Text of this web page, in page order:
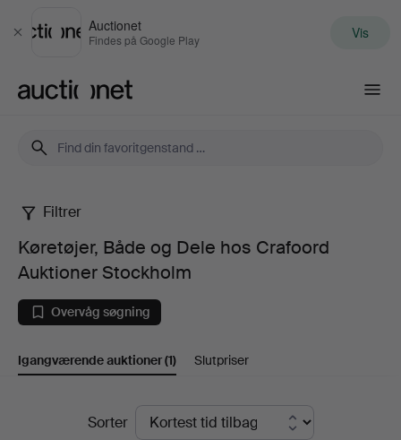
Luk
Auctionet
Findes på Google Play Vis
Køretøjer,
Både
og
Dele
Filtrer
Køretøjer, Både og Dele hos Crafoord
Auktioner Stockholm
Overvåg søgning
Igangværende auktioner(1) Slutpriser
Igangværende
Sorter